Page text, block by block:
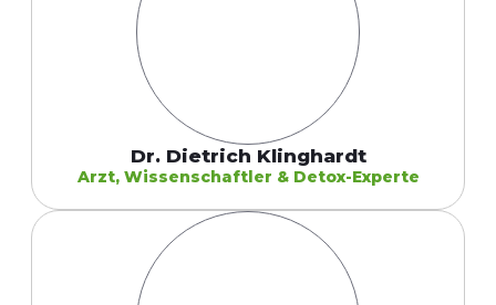
Dr. Dietrich Klinghardt
Arzt, Wissenschaftler & Detox-Experte